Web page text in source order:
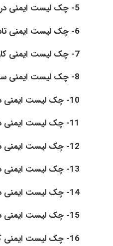
5- چک لیست ایمنی در مقابل خطرات وسایل انتقال نیرو
6- چک لیست ایمنی تاسیسات و وسایل الکتریکی در کارگاه ها
7- چک لیست ایمنی کار روی خطوط و تجهیزات برق دار
8- چک لیست ایمنی سیستم اتصال به زمین (ارتینگ)
10- چک لیست ایمنی در پیشگیری و مبارزه با آتش سوزی در کارگاه ها
11- چک لیست ایمنی در انبارها و ساختمان های حاوی مواد قابل اشتعال و مواد قابل انفجار
12- چک لیست ایمنی در صنایع چوب
13- چک لیست ایمنی در ماشین های سنگ زنی
14- چک لیست ایمنی در تعمیرگاه های وسایط نقلیه
15- چک لیست ایمنی در ریخته گری (مقررات عمومی)
16- چک لیست ایمنی کار با ماشین های افزار